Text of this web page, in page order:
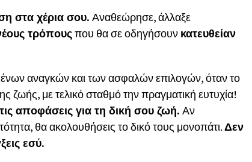
στα χέρια σου. Αναθεώρησε, άλλαξε
τρόπουςπου θα σε οδηγήσουν κατευθείαν
αναγκών και των ασφαλών επιλογών, όταν το
ζωής, με τελικό σταθμό την πραγματική ευτυχία!
αποφάσεις για τη δική σου ζωή. Αν
θα ακολουθήσεις το δικό τους μονοπάτι.Δεν
εσύ.